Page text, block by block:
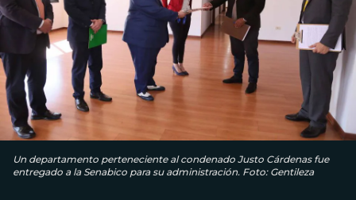
Un departamento perteneciente al condenado Justo Cárdenas fue
entregado a la Senabico para su administración. Foto: Gentileza